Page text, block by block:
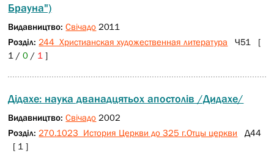
Брауна")
Видавництво:Свічадо 2011
Розділ: 244 Христианская художественная литература Ч51 [
1 /0 / 1]
Дідахе: наука дванадцятьох апостолів /Дидахе/
Видавництво:Свічадо 2002
Розділ: 270.1023 История Церкви до 325 г.Отцы церкви Д44
[ 1 ]